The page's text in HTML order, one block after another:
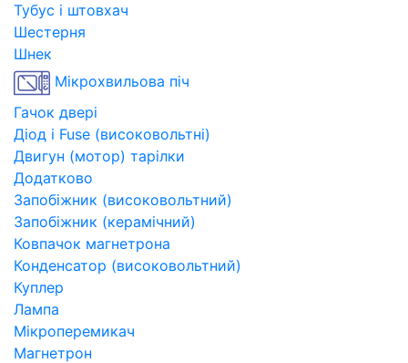
Тубус і штовхач
Шестерня
Шнек
Мікрохвильова піч
Гачок двері
Діод і Fuse (високовольтні)
Двигун (мотор) тарілки
Додатково
Запобіжник (високовольтний)
Запобіжник (керамічний)
Ковпачок магнетрона
Конденсатор (високовольтний)
Куплер
Лампа
Мікроперемикач
Магнетрон